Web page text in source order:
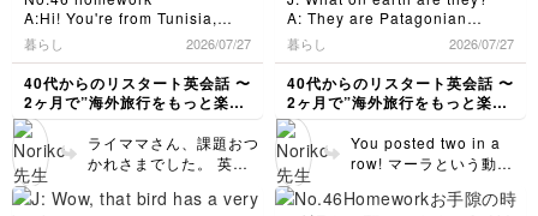
共和国はいかがでしょうか？
何年か前からウガンダのコーヒ
ーを飲んでいます。日本では流
通量は多くありませんが、無農
薬無肥料で育てられていて、ク
リスタルコーヒーという日本の
会社が現地の雇用・収入の安定
に尽力されています。
知られていないコーヒー産地の
ウガンダ共和国、面白そうで
transfer so many
times.です😅 初出場と
いうこともあり、どの国
と当たっても最初から挑
戦者であるという潔さが
あって、逆に変な緊張な
な等色々興味深い試合で
した。🇦🇷相手にあんな
戦い方ができたというの
は尊敬しますし、感動し
お手隙の時間にチェックをお願
いします。
“アルゼンチン”など、日本独自
の発音（言い方）が多すぎます
ね😥
それにしても広大な面積！農業
が盛んなのも納得です。今年は
日本人がアルゼンチンに移住し
て140周年のようで。初めての
移住者は神奈川県の男性1人だ
ます。a equal
relationshipなど。カタ
カナにする時点で慎重に
変換されればなぁと思い
ます😅 ライママさん、
いつもリサーチ力がすご
いです。おかげさまで物
知りになり、チュニジア
🇹🇳の橋なども知人にも
シェアしています。やっ
アルゼンチンの文化を調べた
ら、フォルクローレの言葉を見
つけました。
松任谷由実さんの『輪舞曲（ロ
ンド）』のサビの歌詞に出てく
るので、知っていました。
『コンドルは飛んでいく』と聞
くと日本人的には解ることを知
っている体で文章を作ってみま
した。
りますね。他の曲にもエ
スニック風のメロディや
リズムが多いような気が
します♪「コンドルは飛
んでいく」、日本人には
有名ですね。今の若い世
代も知っているのかな？
英語については、I know
only name.のところ
を、I know it (only) by
A:Hi! You're from Tunisia,
right ?
B:Yes.I am.
A:What is the country like ?
B:It's a beautiful country.
Tunisia borders the
Mediterranean sea to the
north and the Sahara Desert
to the south.
A:That's nice. Look at this
photo.What does it mean?
暮らし 2026/07/27
40代からのリスタート英会話 〜
2ヶ月で”海外旅行をもっと楽し
める私"になる〜
ライママさん、課題おつ
かれさまでした。 英語
ありません👍I’ve also
A: They are Patagonian
maras.
J: Oh, hi! So are you from
Argentina?
A: Yes, I am.
J: Are they some kind of
rabbit?
A: No, no. They are rodents,
a group of mice and rats.
J: They look like rabbits or
kangaroos.
暮らし 2026/07/27
40代からのリスタート英会話 〜
2ヶ月で”海外旅行をもっと楽し
める私"になる〜
You posted two in a
row! マーラという動
カンガルーとカピバラを